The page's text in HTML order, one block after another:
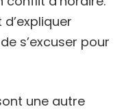
s’excuser pour
une autre